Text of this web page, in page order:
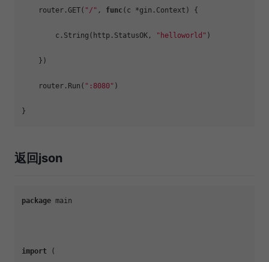
    router.GET(
"/" , func (c *gin.Context) {
        c.String(http.StatusOK,
"helloworld" )
    })
    router.Run(
":8080" )
返回json
package main
import (